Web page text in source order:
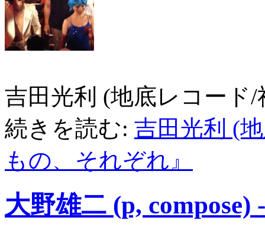
吉田光利 (地底レコード/
続きを読む: 吉田光利 (
もの、それぞれ』
大野雄二 (p,